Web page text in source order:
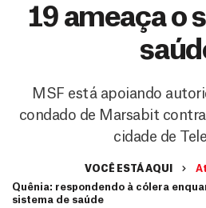
19 ameaça o
MSF está apoiando
condado de Marsabit
cidade de
VOCÊ ESTÁ AQUI
Quênia: respondendo à cólera
sistema de saúde